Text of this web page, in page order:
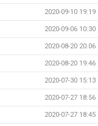
2020-09-10 19:19
2020-09-06 10:30
2020-08-20 20:06
2020-08-20 19:46
2020-07-30 15:13
2020-07-27 18:56
2020-07-27 18:45